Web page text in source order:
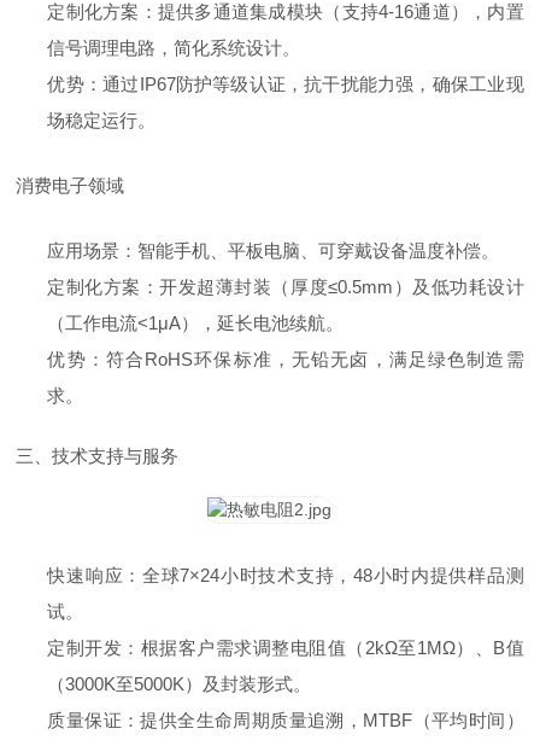
定制化方案：提供多通道集成模块（支持4-16通道），内置
信号调理电路，简化系统设计。
优势：通过IP67防护等级认证，抗干扰能力强，确保工业现
场稳定运行。
消费电子领域
应用场景：智能手机、平板电脑、可穿戴设备温度补偿。
定制化方案：开发超薄封装（厚度≤0.5mm）及低功耗设计
（工作电流<1μA），延长电池续航。
优势：符合RoHS环保标准，无铅无卤，满足绿色制造需
求。
三、技术支持与服务
快速响应：全球7×24小时技术支持，48小时内提供样品测
试。
定制开发：根据客户需求调整电阻值（2kΩ至1MΩ）、B值
（3000K至5000K）及封装形式。
质量保证：提供全生命周期质量追溯，MTBF（平均时间）